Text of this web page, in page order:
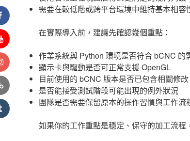
需要在較低階或跨平台環境中維持基本相容
在實際導入前，建議先確認幾個重點：
作業系統與 Python 環境是否符合 bCNC 的
顯示卡與驅動是否可正常支援 OpenGL
目前使用的 bCNC 版本是否已包含相關修改
是否能接受測試階段可能出現的例外狀況
團隊是否需要保留原本的操作習慣與工作流
如果你的工作重點是穩定、保守的加工流